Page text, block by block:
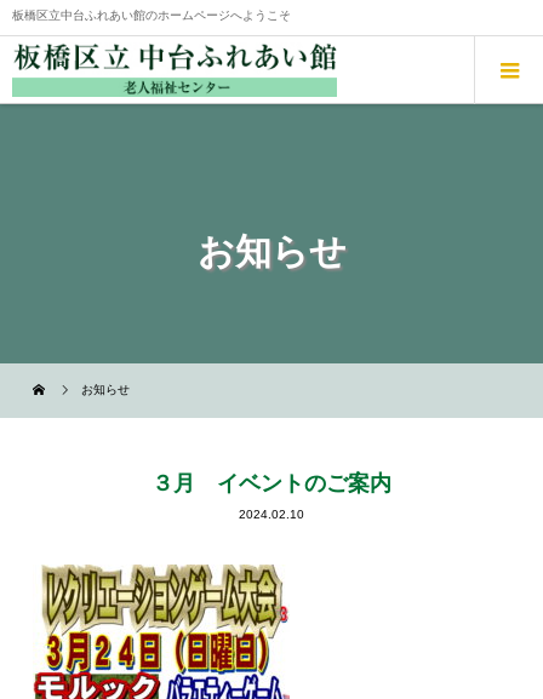
板橋区立中台ふれあい館のホームページへようこそ
お知らせ
お知らせ
３月 イベントのご案内
2024.02.10